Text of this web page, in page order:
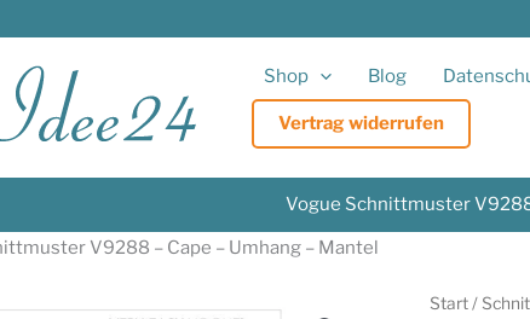
Shop Blog
Vertrag widerrufen
Vogue Schnittmuster
V9288 – Cape – Umhang – Mantel
Start/